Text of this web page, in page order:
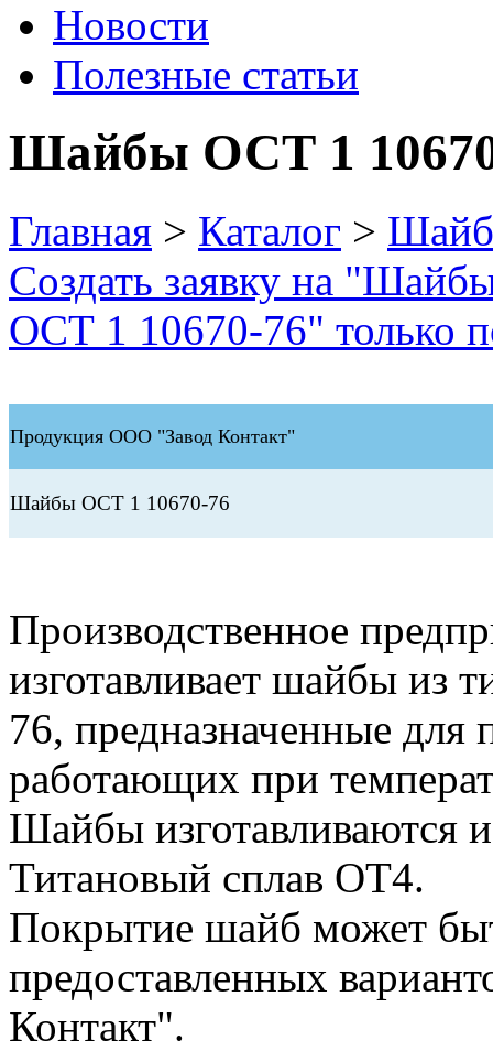
Новости
Полезные статьи
Шайбы ОСТ 1
Главная > Каталог >
Создать заявку на
ОСТ 1 10670-76" только
Продукция ООО "Завод Контакт"
Шайбы ОСТ 1 10670-76
Производственное
изготавливает шайбы из
76, предназначенные для
работающих при
Шайбы изготавливаются
Титановый сплав ОТ4.
Покрытие шайб может
предоставленных
Контакт".